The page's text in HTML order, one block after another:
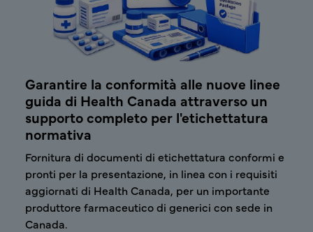
Garantire la conformità alle nuove linee
guida di Health Canada attraverso un
supporto completo per l'etichettatura
normativa
Fornitura di documenti di etichettatura conformi e
pronti per la presentazione, in linea con i requisiti
aggiornati di Health Canada, per un importante
produttore farmaceutico di generici con sede in
Canada.